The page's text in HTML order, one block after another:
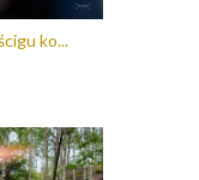
ko...